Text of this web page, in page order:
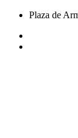
Plaza de